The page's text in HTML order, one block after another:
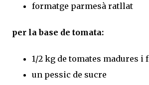
formatge parmesà ratllat
per la base de tomata:
1/2 kg de tomates madures i
un pessic de sucre